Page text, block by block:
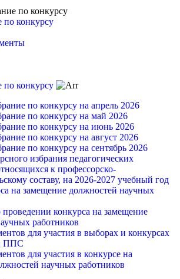
по конкурсу
конкурсу
конкурсу
по конкурсу на апрель 2026
по конкурсу на май 2026
по конкурсу на июнь 2026
по конкурсу на август 2026
по конкурсу на сентябрь 2026
избрания педагогических
к профессорско-
составу, на 2026-2027 учебный год
на замещение должностей научных
конкурса на замещение
работников
для участия в выборах и конкурсах
ППС
для участия в конкурсе на
научных работников